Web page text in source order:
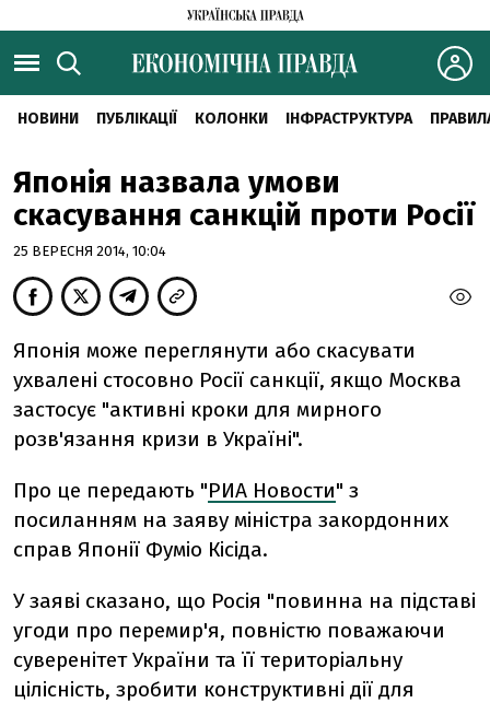
НОВИНИ ПУБЛІКАЦІЇ КОЛОНКИ ІНФРАСТРУКТУРА
Японія назвала умови
скасування санкцій проти Росії
25 ВЕРЕСНЯ 2014, 10:04
Японія може переглянути або скасувати
ухвалені стосовно Росії санкції, якщо Москва
застосує "активні кроки для мирного
розв'язання кризи в Україні".
Про це передають "РИА Новости" з
посиланням на заяву міністра закордонних
справ Японії Фуміо Кісіда.
У заяві сказано, що Росія "повинна на підставі
угоди про перемир'я, повністю поважаючи
суверенітет України та її територіальну
цілісність, зробити конструктивні дії для